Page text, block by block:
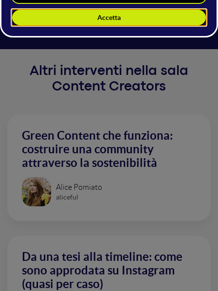
per parlare di contenuti complessi e temi tecnici in
modo efficace.
Altri interventi nella sala
Content Creators
Green Content che funziona:
costruire una community
attraverso la sostenibilità
Alice Pomiato
aliceful
Da una tesi alla timeline: come
sono approdata su Instagram
(quasi per caso)